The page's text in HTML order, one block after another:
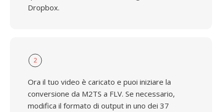
Dropbox.
2
Ora il tuo video è caricato e puoi iniziare la
conversione da M2TS a FLV. Se necessario,
modifica il formato di output in uno dei 37